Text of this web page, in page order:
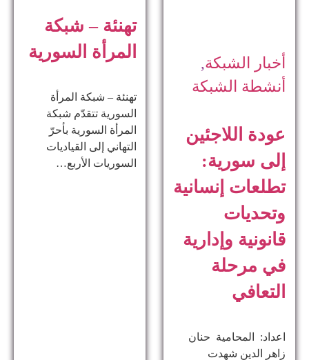
أخبار الشبكة,
أنشطة الشبكة
عودة اللاجئين
إلى سورية:
تطلعات إنسانية
وتحديات
قانونية وإدارية
في مرحلة
التعافي
اعداد: المحامية حنان
زاهر الدين ​شهدت
تهنئة – شبكة
المرأة السورية
تهنئة – شبكة المرأة
السورية تتقدّم شبكة
المرأة السورية بأحرّ
التهاني إلى القياديات
السوريات الأربع…